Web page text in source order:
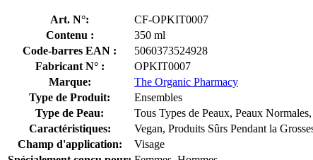
Art. N°:
CF-OPKIT0007
Contenu :
350 ml
Code-barres EAN :
5060373524928
Fabricant N° :
OPKIT0007
Marque:
The Organic Pharmacy
Type de Produit:
Ensembles
Type de Peau:
Tous Types de Peaux, Peaux
Caractéristiques:
Vegan, Produits Sûrs Pendant la
Champ d'application:
Visage